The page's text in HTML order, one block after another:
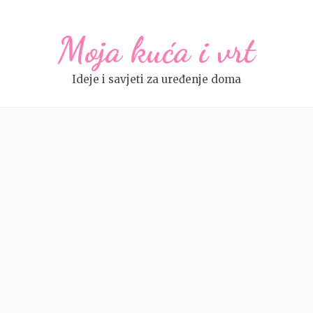
Moja kuća i vrt
Ideje i savjeti za uređenje doma